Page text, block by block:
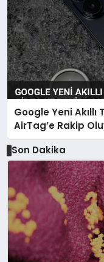
Google Yeni
AirTag’e Rakip
Son Dakika